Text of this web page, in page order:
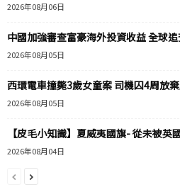
2026年08月06日
中國加強審查富豪海外投資收益 全球
2026年08月05日
西環電車撞斃3歲女童案 司機囚4周放
2026年08月05日
【皮毛小知識】夏威夷國旗- 從未被英
2026年08月04日